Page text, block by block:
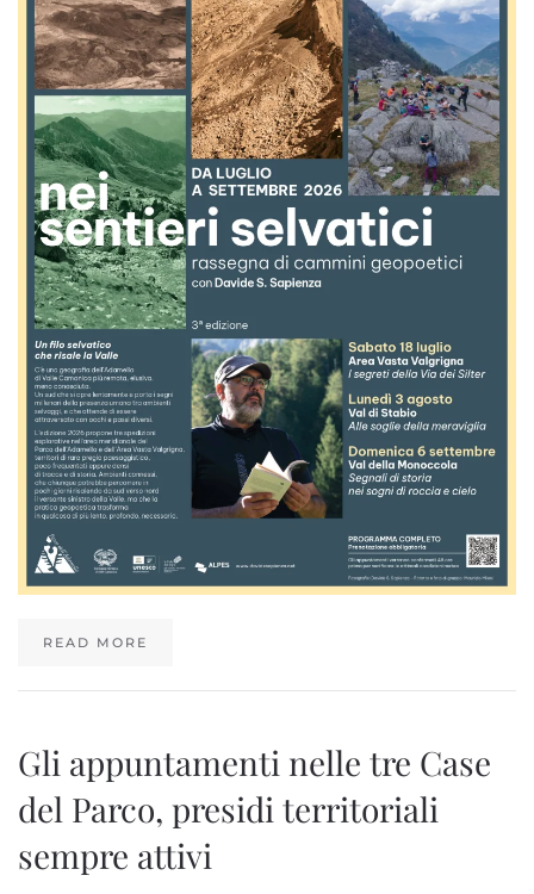
READ MORE
Gli appuntamenti nelle tre Case
del Parco, presidi territoriali
sempre attivi